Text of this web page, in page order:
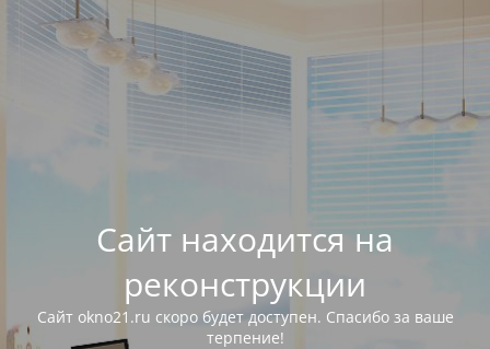
Сайт находится на
реконструкции
Сайт okno21.ru скоро будет доступен. Спасибо за ваше
терпение!